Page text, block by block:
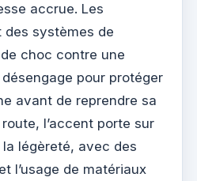
accrue. Les
des systèmes de
choc contre une
pour protéger
avant de reprendre sa
l’accent porte sur
la légèreté, avec des
l’usage de matériaux